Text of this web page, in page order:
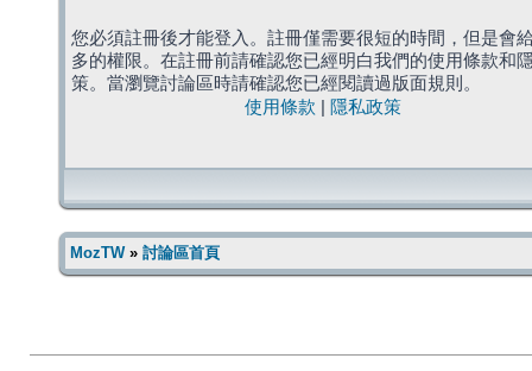
您必須註冊後才能登入。註冊僅需要很短的時間，但是會
多的權限。在註冊前請確認您已經明白我們的使用條款和
策。當瀏覽討論區時請確認您已經閱讀過版面規則。
使用條款
隱私政策
MozTW» 討論區首頁